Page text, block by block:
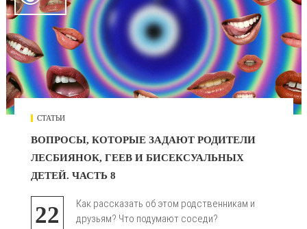
СТАТЬИ
ВОПРОСЫ, КОТОРЫЕ ЗАДАЮТ РОДИТЕЛИ
ЛЕСБИЯНОК, ГЕЕВ И БИСЕКСУАЛЬНЫХ
ДЕТЕЙ. ЧАСТЬ 8
22
Как рассказать об этом родственникам и
друзьям? Что подумают соседи?